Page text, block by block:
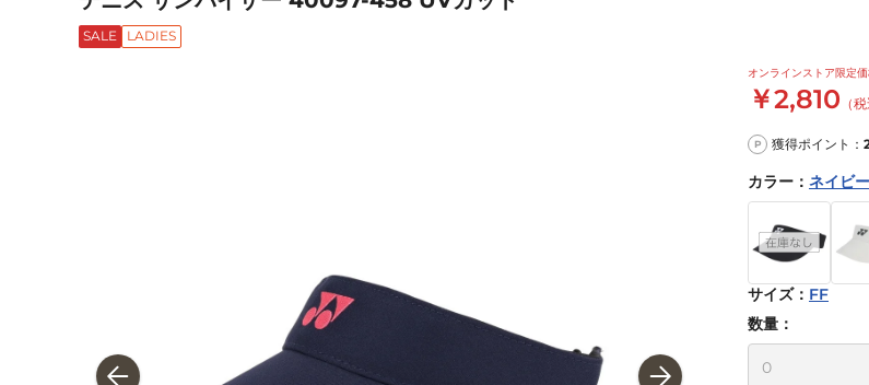
SALE LADIES
オンラインストア限定
￥2,810 （
P 獲得ポイント：
カラー ： ネイビー
サイズ： FF
数量：